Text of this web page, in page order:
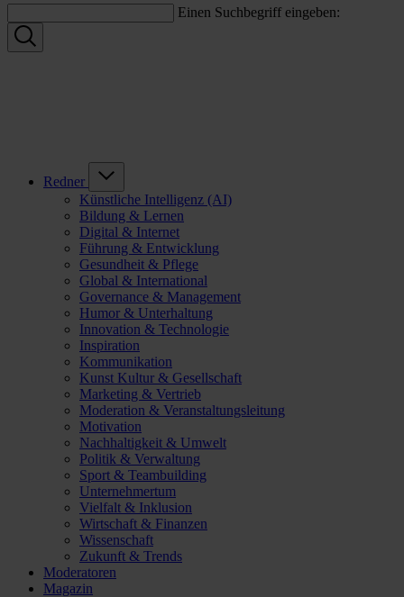
Einen Suchbegriff eingeben:
Redner
Künstliche Intelligenz (AI)
Bildung & Lernen
Digital & Internet
Führung & Entwicklung
Gesundheit & Pflege
Global & International
Governance & Management
Humor & Unterhaltung
Innovation & Technologie
Inspiration
Kommunikation
Kunst Kultur & Gesellschaft
Marketing & Vertrieb
Moderation & Veranstaltungsleitung
Motivation
Nachhaltigkeit & Umwelt
Politik & Verwaltung
Sport & Teambuilding
Unternehmertum
Vielfalt & Inklusion
Wirtschaft & Finanzen
Wissenschaft
Zukunft & Trends
Moderatoren
Magazin